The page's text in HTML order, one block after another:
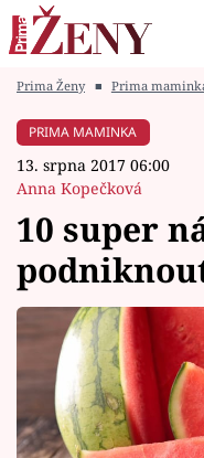
Módní alarm
Zrádci
Témata
Celebrity
Vztahy
Seriály
Prima Ženy ■ Prima
PRIMA MAMINKA
13. srpna 2017 06:00
Anna Kopečková
10 super